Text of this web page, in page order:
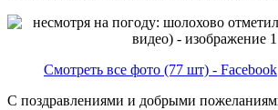
Смотреть все фото (77 шт) - Facebook
С поздравлениями и добрыми